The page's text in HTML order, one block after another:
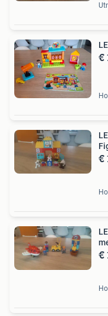
€
€
€